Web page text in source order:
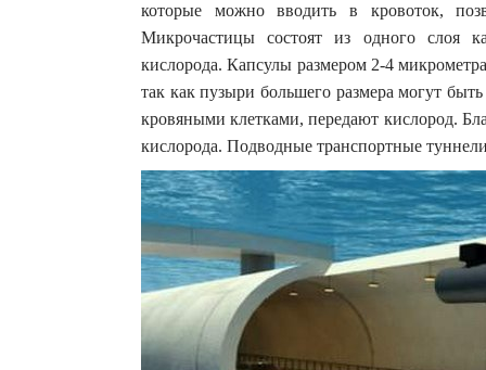
которые можно вводить в кровоток,
Микрочастицы состоят из одного слоя
кислорода. Капсулы размером 2-4
так как пузыри большего размера могут
кровяными клетками, передают кислород.
кислорода. Подводные транспортные